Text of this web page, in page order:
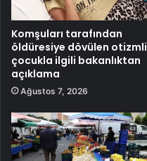
Komşuları tarafından
öldüresiye dövülen otizmli
çocukla ilgili bakanlıktan
açıklama
Ağustos 7, 2026